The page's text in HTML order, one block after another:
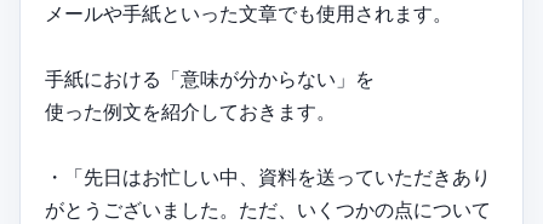
メールや手紙といった文章でも使用されます。
手紙における「意味が分からない」を
使った例文を紹介しておきます。
・「先日はお忙しい中、資料を送っていただきあり
がとうございました。ただ、いくつかの点について